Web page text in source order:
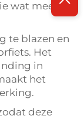
wat meer
te blazen en
Het
in
het
deze